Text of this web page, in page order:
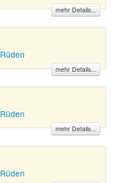
mehr Details...
Rüden
mehr Details...
Rüden
mehr Details...
Rüden